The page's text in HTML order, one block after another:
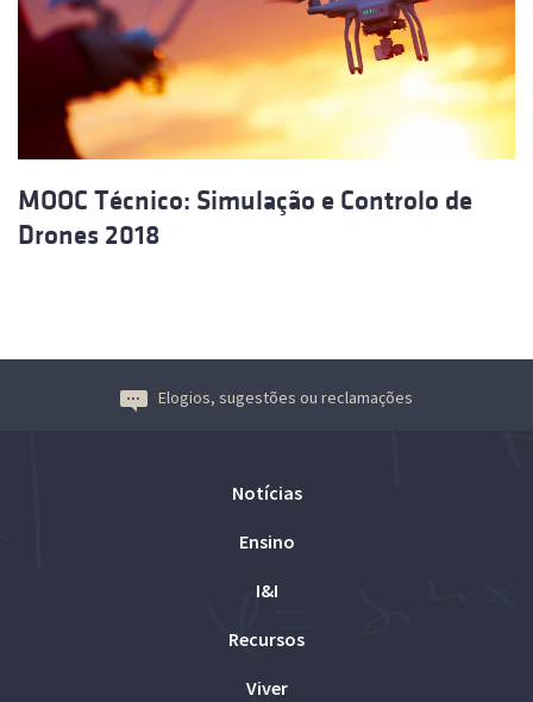
MOOC Técnico: Simulação e Controlo de
Drones 2018
Elogios, sugestões ou reclamações
Notícias
Ensino
I&I
Recursos
Viver